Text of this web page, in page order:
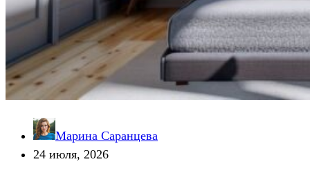
Марина Саранцева
24 июля, 2026